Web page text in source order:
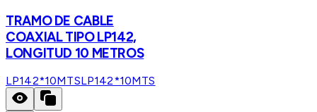
TRAMO DE CABLE
COAXIAL TIPO LP142,
LONGITUD 10 METROS
LP142*10MTSLP142*10MTS